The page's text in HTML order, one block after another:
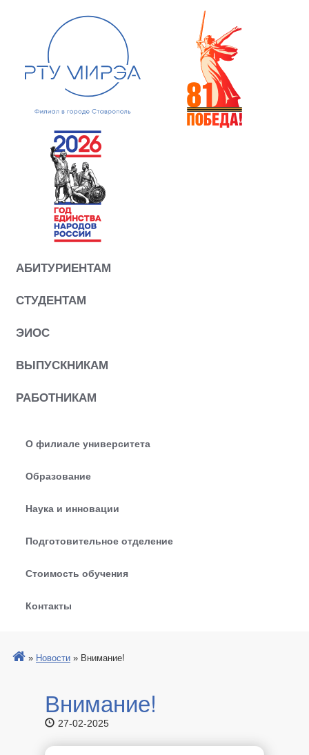
АБИТУРИЕНТАМ
СТУДЕНТАМ
ЭИОС
ВЫПУСКНИКАМ
РАБОТНИКАМ
О филиале университета
Образование
Наука и инновации
Подготовительное отделение
Стоимость обучения
Контакты
» Новости » Внимание!
Внимание!
27-02-2025